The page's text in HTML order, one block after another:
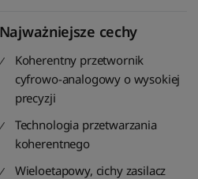
Najważniejsze cechy
Koherentny przetwornik
cyfrowo-analogowy o wysokiej
precyzji
Technologia przetwarzania
koherentnego
Wieloetapowy, cichy zasilacz